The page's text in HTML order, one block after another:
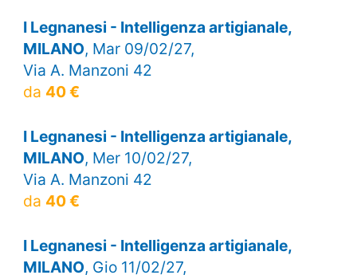
I Legnanesi - Intelligenza artigianale,
MILANO, Mar 09/02/27,
Via A. Manzoni 42
da 40 €
I Legnanesi - Intelligenza artigianale,
MILANO, Mer 10/02/27,
Via A. Manzoni 42
da 40 €
I Legnanesi - Intelligenza artigianale,
MILANO, Gio 11/02/27,